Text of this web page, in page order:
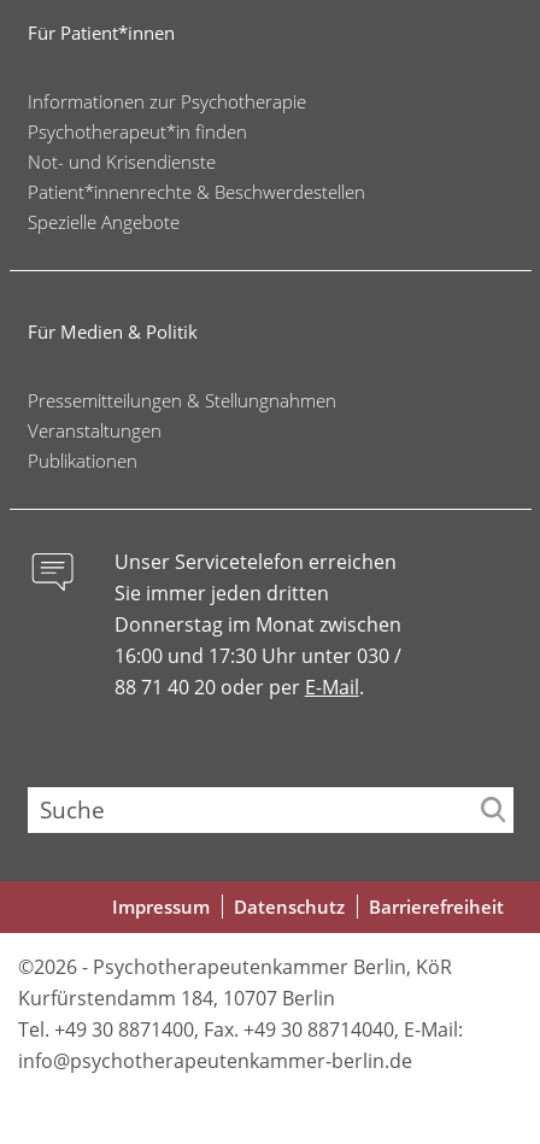
Für Patient*innen
Informationen zur Psychotherapie
Psychotherapeut*in finden
Not- und Krisendienste
Patient*innenrechte & Beschwerdestellen
Spezielle Angebote
Für Medien & Politik
Pressemitteilungen & Stellungnahmen
Veranstaltungen
Publikationen
Unser Servicetelefon erreichen
Sie immer jeden dritten
Donnerstag im Monat zwischen
16:00 und 17:30 Uhr unter 030 /
88 71 40 20 oder per E-Mail.
Suche
Fußbereichsmenü
Impressum Datenschutz Barrierefreiheit
©2026 - Psychotherapeutenkammer Berlin, KöR
Kurfürstendamm 184, 10707 Berlin
Tel. +49 30 8871400, Fax. +49 30 88714040, E-Mail:
info@psychotherapeutenkammer-berlin.de